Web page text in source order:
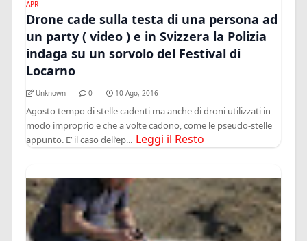
APR
Drone cade sulla testa di una persona ad
un party ( video ) e in Svizzera la Polizia
indaga su un sorvolo del Festival di
Locarno
Unknown 0 10 Ago, 2016
Agosto tempo di stelle cadenti ma anche di droni utilizzati in
modo improprio e che a volte cadono, come le pseudo-stelle
appunto. E’ il caso dell’ep... Leggi il Resto